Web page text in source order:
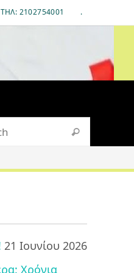
ΤΗΛ: 2102754001 .
Search
21 Ιουνίου 2026
Χρόνια